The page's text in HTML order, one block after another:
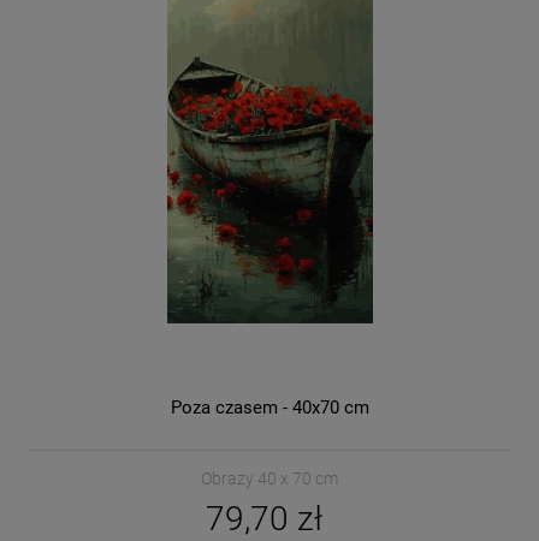
Poza czasem - 40x70 cm
Obrazy 40 x 70 cm
79,70 zł